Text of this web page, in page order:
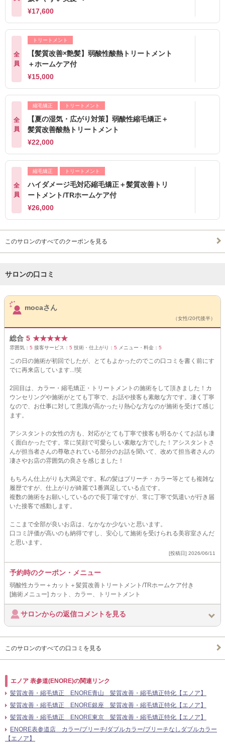
¥17,600
全
員
トリートメント
【髪質改善×艶髪】弱酸性酸熱トリートメント
＋ホームケア付
¥15,000
全
員
縮毛矯正 トリートメント
【夏の湿気・広がり対策】弱酸性縮毛矯正＋
髪質改善酸熱トリートメント
¥22,000
全
員
縮毛矯正 トリートメント
ハイダメージ毛対応縮毛矯正＋髪質改善トリ
ートメント/TRホームケア付
¥26,000
このサロンのすべてのクーポンを見る
サロンの口コミ
サロンPick Up
mocaさん
（女性/20代後半）
総合 5 ★★★★★
雰囲気： 5 接客サービス： 5 技術・仕上がり： 5 メニュー・料金： 5
この日の施術が初回でしたが、とてもよかったのでこの口コミを書く前にす
でに再来店しています...!笑
2回目は、カラー・縮毛矯正・トリートメントの施術をして頂きました！カ
ウンセリングや施術がとても丁寧で、お話や接客も素敵な方です。凄く丁寧
なので、お仕事に対して意識が高かったり熱心な方なのが施術を受けて感じ
ます。
アシスタントの女性の方も、対応がとても丁寧で接客も明るかくてお話も凄
く面白かったです。常に笑顔で可愛らしい素敵な方でした！アシスタントさ
んが担当者さんの尊敬されている部分のお話を聞いて、改めて担当者さんの
凄さやお店の雰囲気の良さを感じました！
もちろん仕上がりも大満足です。私の髪はブリーチ・カラー等とても複雑な
履歴ですが、仕上がりが綺麗で1番満足している点です。
複数の施術をお願いしているので長丁場ですが、常に丁寧で気遣いが行き届
いた接客で感動します。
ここまで全部が良いお店は、なかなか少ないと思います。
口コミ評価が高いのも納得ですし、安心して施術を受けられる美容室さんだ
と思います。
[投稿日] 2026/06/11
予約時のクーポン・メニュー
弱酸性カラー＋カット＋髪質改善トリートメント/TRホームケア付き
[施術メニュー] カット、カラー、トリートメント
サロンからの返信コメントを見る
このサロンのすべての口コミを見る
エノア 表参道(ENORE)の関連リンク
髪質改善・縮毛矯正 ENORE青山 髪質改善・縮毛矯正特化【エノア】
髪質改善・縮毛矯正 ENORE銀座 髪質改善・縮毛矯正特化【エノア】
髪質改善・縮毛矯正 ENORE東京 髪質改善・縮毛矯正特化【エノア】
ENORE表参道店 カラー/ブリーチ/ダブルカラー/ブリーチなしダブルカラー
【エノア】